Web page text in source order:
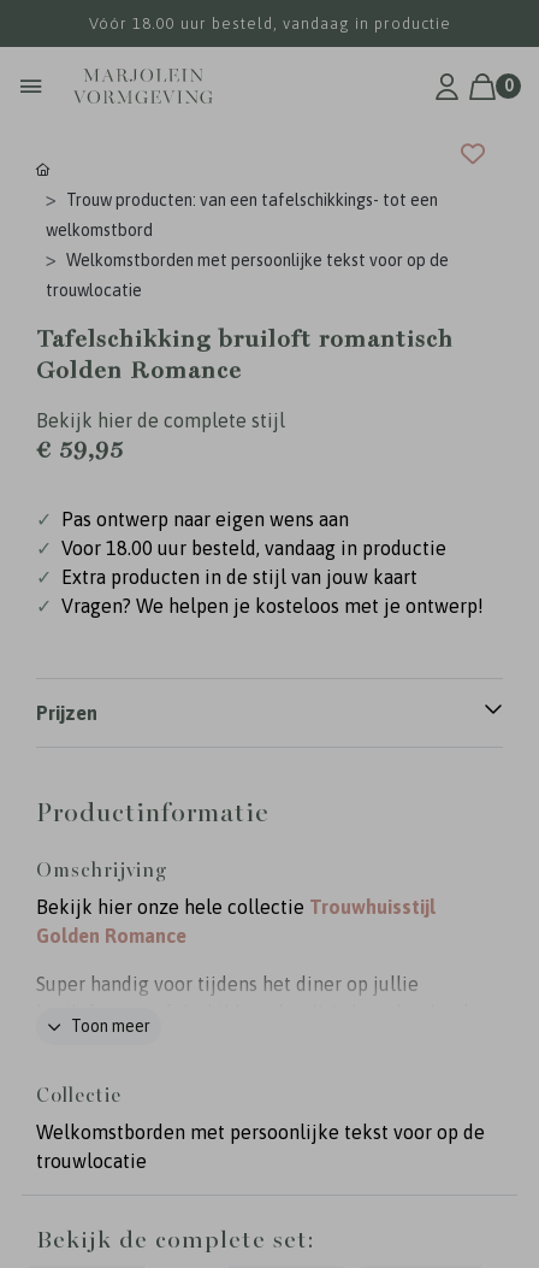
Vóór 18.00 uur besteld, vandaag in productie
0
Trouw producten: van een tafelschikkings- tot een
welkomstbord
Welkomstborden met persoonlijke tekst voor op de
trouwlocatie
Tafelschikking bruiloft romantisch
Golden Romance
Bekijk hier de complete stijl
€ 59,95
✓
Pas ontwerp naar eigen wens aan
✓ Voor 18.00 uur besteld, vandaag in productie
✓
Extra producten in de stijl van jouw kaart
✓ Vragen? We helpen je kosteloos met je ontwerp!
Prijzen
Productinformatie
Omschrijving
Bekijk hier onze hele collectie Trouwhuisstijl
Golden Romance
Super handig voor tijdens het diner op jullie
mm dik forex en is weerbestendig. Op een
bruiloftsbord kan geen folie worden gedrukt.
Toon meer
Collectie
Welkomstborden met persoonlijke tekst voor op de
trouwlocatie
Bekijk de complete set: